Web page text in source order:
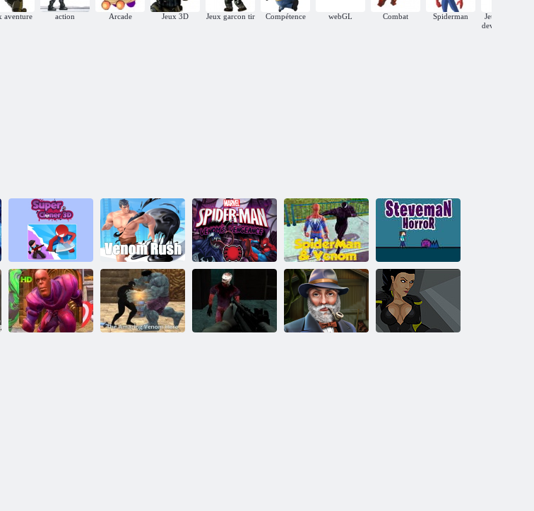
aventure action Arcade Jeux 3D Jeux garcon tir Compétence webGL Combat Spiderman
Jeux où vous
devez exécuter
Super Cloneur
3D
Ruée vers le
venin
Marvel Spider-
Man Venoms
Vengeance
Spiderman et
Venom
Horreur de
Steveman